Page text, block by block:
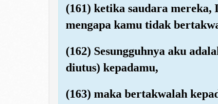
(161) ketika saudara
mengapa kamu tidak
(162) Sesungguhnya aku
diutus) kepadamu,
(163) maka bertakwalah